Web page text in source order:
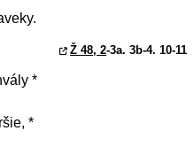
Ž 48, 2-3a. 3b-4. 10-11
*
*